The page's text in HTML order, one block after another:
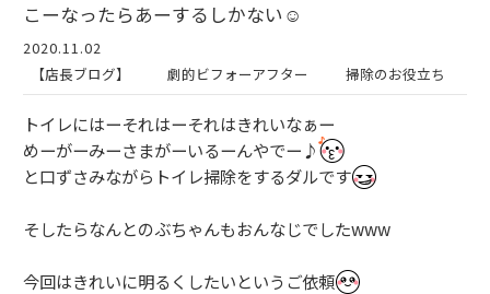
こーなったらあーするしかない☺︎
2020.11.02
【店長ブログ】
劇的ビフォーアフター 掃除のお役立ち
トイレにはーそれはーそれはきれいなぁー
めーがーみーさまがーいるーんやでー♪
と口ずさみながらトイレ掃除をするダルです
そしたらなんとのぶちゃんもおんなじでしたwww
今回はきれいに明るくしたいというご依頼